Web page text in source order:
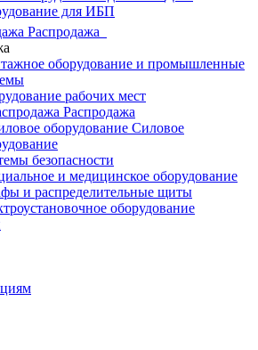
для ИБП
Распродажа
оборудование и промышленные
рабочих мест
Распродажа
Силовое
безопасности
и медицинское оборудование
и распределительные щиты
оборудование